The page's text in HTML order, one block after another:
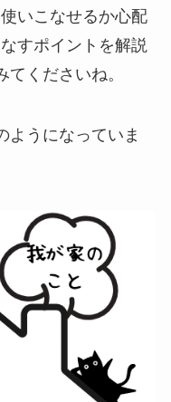
いこなせるか心配
すポイントを解説
くださいね。
ようになっていま